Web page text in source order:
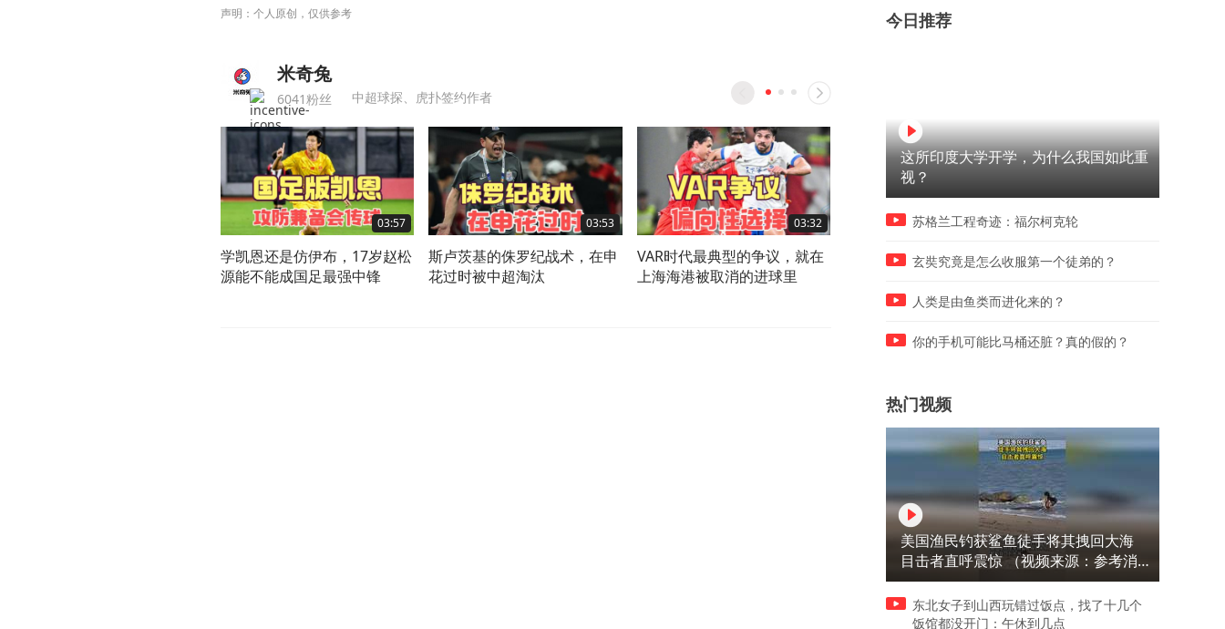
声明：个人原创，仅供参考
米奇兔
6041粉丝 中超球探、虎扑签约作者
03:57
学凯恩还是仿伊布，17岁赵松
源能不能成国足最强中锋
03:53
斯卢茨基的侏罗纪战术，在申
花过时被中超淘汰
03:32
VAR时代最典型的争议，就在
上海海港被取消的进球里
03:46
16岁通卡拉一招巨星相，巴萨
皇马买下西班牙版哈兰德，
今日推荐
这所印度大学开学，为什么我国如此重
视？
苏格兰工程奇迹：福尔柯克轮
玄奘究竟是怎么收服第一个徒弟的？
人类是由鱼类而进化来的？
你的手机可能比马桶还脏？真的假的？
热门视频
美国渔民钓获鲨鱼徒手将其拽回大海
目击者直呼震惊 （视频来源：参考消
息）
东北女子到山西玩错过饭点，找了十几个
饭馆都没开门：午休到几点